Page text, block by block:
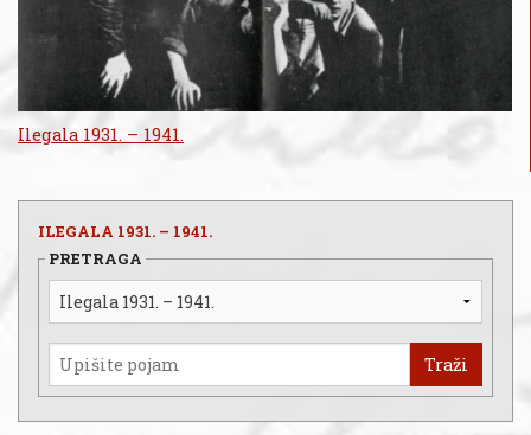
Ilegala 1931. – 1941.
ILEGALA 1931. – 1941.
PRETRAGA
Traži